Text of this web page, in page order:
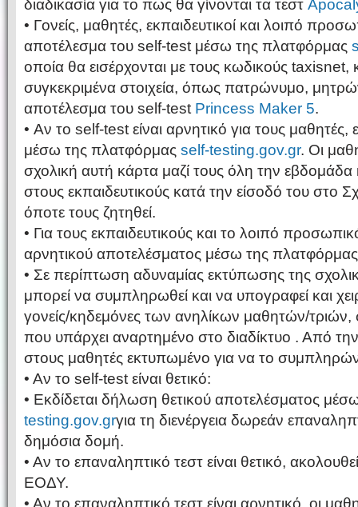
διαδικασία για το πως θα γίνονται τα τεστ
• Γονείς, μαθητές, εκπαιδευτικοί και λοιπό
αποτέλεσμα του self-test μέσω της πλατφόρμας
οποία θα εισέρχονται με τους κωδικούς
συγκεκριμένα στοιχεία, όπως πατρώνυμο,
αποτέλεσμα του self-test Princess Maker 5.
• Αν το self-test είναι αρνητικό για τους μαθητές,
μέσω της πλατφόρμας self-testing.gov.gr. Οι
σχολική αυτή κάρτα μαζί τους όλη την εβδομάδα
στους εκπαιδευτικούς κατά την είσοδό του στο
όποτε τους ζητηθεί.
• Για τους εκπαιδευτικούς και το λοιπό
αρνητικού αποτελέσματος μέσω της
• Σε περίπτωση αδυναμίας εκτύπωσης της
μπορεί να συμπληρωθεί και να υπογραφεί και
γονείς/κηδεμόνες των ανηλίκων μαθητών/
που υπάρχει αναρτημένο στο διαδίκτυο . Από την
στους μαθητές εκτυπωμένο για να το
• Αν το self-test είναι θετικό:
• Εκδίδεται δήλωση θετικού αποτελέσματος
testing.gov.grγια τη διενέργεια δωρεάν
δημόσια δομή.
• Αν το επαναληπτικό τεστ είναι θετικό,
ΕΟΔΥ.
• Αν το επαναληπτικό τεστ είναι αρνητικό, οι